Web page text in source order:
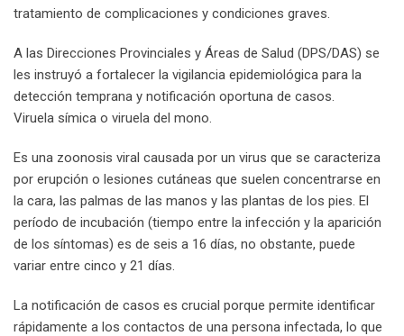
tratamiento de complicaciones y condiciones graves.
A las Direcciones Provinciales y Áreas de Salud (DPS/DAS) se
les instruyó a fortalecer la vigilancia epidemiológica para la
detección temprana y notificación oportuna de casos.
Viruela símica o viruela del mono.
Es una zoonosis viral causada por un virus que se caracteriza
por erupción o lesiones cutáneas que suelen concentrarse en
la cara, las palmas de las manos y las plantas de los pies. El
período de incubación (tiempo entre la infección y la aparición
de los síntomas) es de seis a 16 días, no obstante, puede
variar entre cinco y 21 días.
La notificación de casos es crucial porque permite identificar
rápidamente a los contactos de una persona infectada, lo que